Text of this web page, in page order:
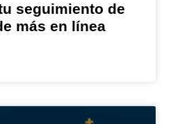
seguimiento de
más en línea